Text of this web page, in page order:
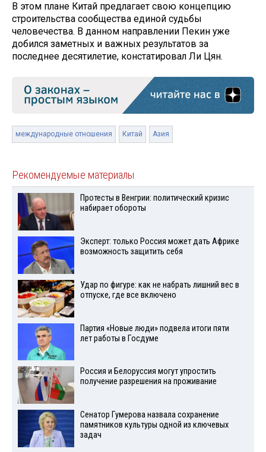
В этом плане Китай предлагает свою концепцию
строительства сообщества единой судьбы
человечества. В данном направлении Пекин уже
добился заметных и важных результатов за
последнее десятилетие, констатировал Ли Цян.
международные отношения Китай Азия
Рекомендуемые материалы
Протесты в Венгрии: политический кризис
набирает обороты
Эксперт: только Россия может дать Африке
возможность защитить себя
Удар по фигуре: как не набрать лишний вес в
отпуске, где все включено
Партия «Новые люди» подвела итоги пяти
лет работы в Госдуме
Россия и Белоруссия могут упростить
получение разрешения на проживание
Сенатор Гумерова назвала сохранение
памятников культуры одной из ключевых
задач